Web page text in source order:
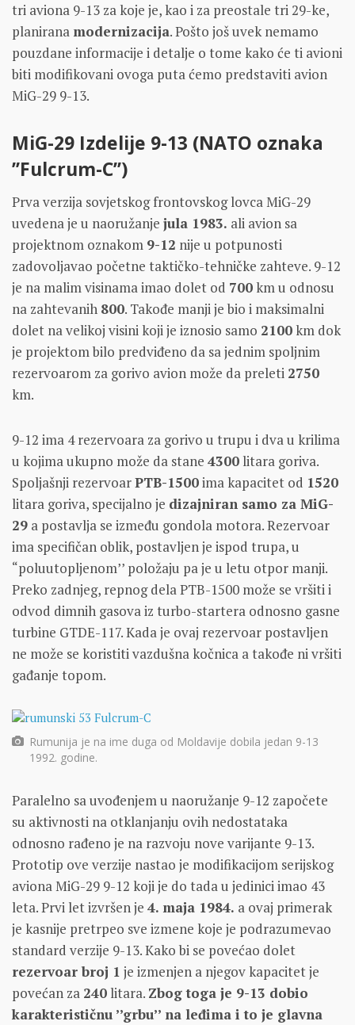
tri aviona 9-13 za koje je, kao i za preostale tri 29-ke,
planirana modernizacija. Pošto još uvek nemamo
pouzdane informacije i detalje o tome kako će ti avioni
biti modifikovani ovoga puta ćemo predstaviti avion
MiG-29 9-13.
MiG-29 Izdelije 9-13 (NATO oznaka
’’Fulcrum-C’’)
Prva verzija sovjetskog frontovskog lovca MiG-29
uvedena je u naoružanje jula 1983. ali avion sa
projektnom oznakom 9-12 nije u potpunosti
zadovoljavao početne taktičko-tehničke zahteve. 9-12
je na malim visinama imao dolet od 700km u odnosu
na zahtevanih 800. Takođe manji je bio i maksimalni
dolet na velikoj visini koji je iznosio samo 2100km dok
je projektom bilo predviđeno da sa jednim spoljnim
rezervoarom za gorivo avion može da preleti 2750
km.
9-12 ima 4 rezervoara za gorivo u trupu i dva u krilima
u kojima ukupno može da stane 4300 litara goriva.
Spoljašnji rezervoarPTB-1500ima kapacitet od 1520
litara goriva, specijalno je dizajniran samo za MiG-
29 a postavlja se između gondola motora. Rezervoar
ima specifičan oblik, postavljen je ispod trupa, u
“poluutopljenom’’ položaju pa je u letu otpor manji.
Preko zadnjeg, repnog dela PTB-1500 može se vršiti i
odvod dimnih gasova iz turbo-startera odnosno gasne
turbine GTDE-117. Kada je ovaj rezervoar postavljen
ne može se koristiti vazdušna kočnica a takođe ni vršiti
gađanje topom.
Rumunija je na ime duga od Moldavije dobila jedan 9-13
1992. godine.
Paralelno sa uvođenjem u naoružanje 9-12 započete
su aktivnosti na otklanjanju ovih nedostataka
odnosno rađeno je na razvoju nove varijante 9-13.
Prototip ove verzije nastao je modifikacijom serijskog
aviona MiG-29 9-12 koji je do tada u jedinici imao 43
leta. Prvi let izvršen je 4. maja 1984. a ovaj primerak
je kasnije pretrpeo sve izmene koje je podrazumevao
standard verzije 9-13. Kako bi se povećao dolet
rezervoar broj 1 je izmenjen a njegov kapacitet je
povećan za 240 litara. Zbog toga je 9-13 dobio
karakterističnu ’’grbu’’ na leđima i to je glavna